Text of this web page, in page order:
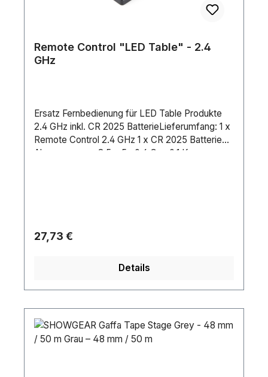
Remote Control "LED Table" - 2.4
GHz
Ersatz Fernbedienung für LED Table Produkte
2.4 GHz inkl. CR 2025 BatterieLieferumfang: 1 x
Remote Control 2.4 GHz 1 x CR 2025 Batterie
Abmessungen: 8,5 x 5x 0,6 Cm, 0,1 Kg
Regulärer Preis:
27,73 €
Details